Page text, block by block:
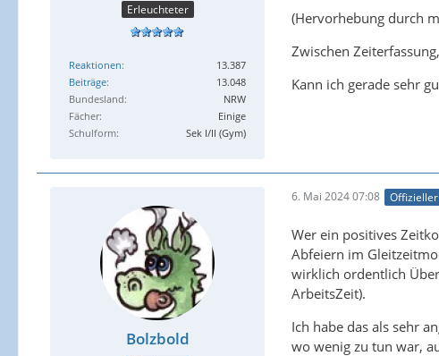
Erleuchteter
Reaktionen
13.387
Beiträge
13.048
Bundesland
NRW
Fächer
Einige
Schulform
Sek I/II (Gym)
(Hervorhebung durch
Zwischen
Kann ich gerade sehr
Bolzbold
6. Mai 2024 07:08
Wer ein positives
Abfeiern im
wirklich ordentlich
ArbeitsZeit).
Ich habe das als sehr
wo wenig zu tun war,